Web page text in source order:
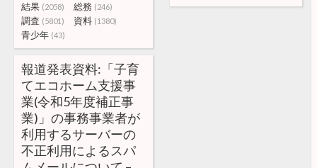
結果 (2058) 総務 (246)
調査 (5801) 資料 (1380)
青少年 (43)
報道発表資料:「子育
てエコホーム支援事
業(令和5年度補正事
業)」の事務事業者が
利用するサーバーの
不正利用によるスパ